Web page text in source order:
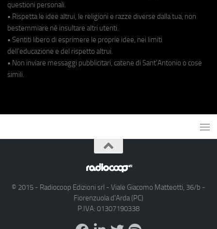
questioni personali.
• Rispetta le idee altrui, le religioni e razze diverse dalla tua, non
bestemmiare né insultare altri utenti.
• Sentiti libero di esprimere le proprie idee, nei limiti
dell'educazione e del rispetto altrui.
• Non inviare messaggi pubblicitari, catene di Sant'Antonio o cose
simili.
© 2015 - Radiocoop Edizioni srl - Viale Giacomo Matteotti, 36/b -
Fiorenzuola d'Arda (PC)
P.IVA: 01307190338